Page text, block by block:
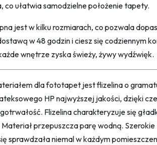
co ułatwia samodzielne położenie tapety.
jest w kilku rozmiarach, co pozwala
w 48 godzin i ciesz się codziennym
wnętrze zyska świeży, żywy wydźwięk.
dla fototapet jest flizelina o
HP najwyższej jakości, dzięki
Flizelina charakteryzuje się
przepuszcza parę wodną.
sprawdzała niemal w każdym